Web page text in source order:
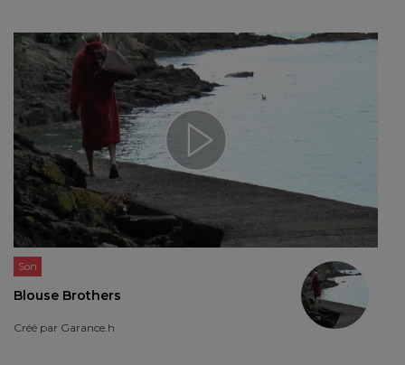
Son
Blouse Brothers
Créé par Garance.h